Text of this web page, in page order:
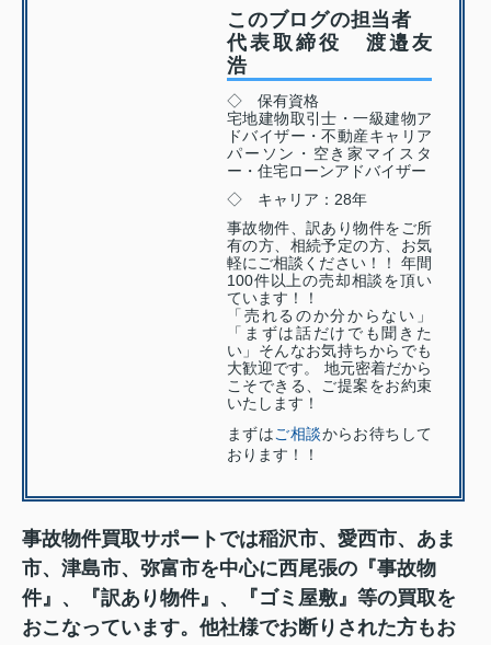
このブログの担当者
代表取締役 渡邉友
浩
◇ 保有資格
宅地建物取引士・一級建物ア
ドバイザー・不動産キャリア
パーソン・空き家マイスタ
ー・住宅ローンアドバイザー
◇ キャリア：28年
事故物件、訳あり物件をご所
有の方、相続予定の方、お気
軽にご相談ください！！ 年間
100件以上の売却相談を頂い
ています！！
「売れるのか分からない」
「まずは話だけでも聞きた
い」そんなお気持ちからでも
大歓迎です。 地元密着だから
こそできる、ご提案をお約束
いたします！
まずはご相談からお待ちして
おります！！
事故物件買取サポートでは稲沢市、愛西市、あま
市、津島市、弥富市を中心に西尾張の『事故物
件』、『訳あり物件』、『ゴミ屋敷』等の買取を
おこなっています。他社様でお断りされた方もお